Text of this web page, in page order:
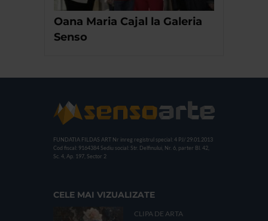
Oana Maria Cajal la Galeria
Senso
FUNDATIA FILDAS ART Nr inreg registrul special: 4 PJ/ 29.01.2013
Cod fiscal: 9164384 Sediu social: Str. Delfinului, Nr. 6, parter Bl. 42,
Sc. 4, Ap. 197, Sector 2
CELE MAI VIZUALIZATE
CLIPA DE ARTA